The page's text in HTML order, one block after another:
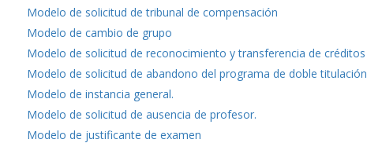
Modelo de solicitud de tribunal de compensación
Modelo de cambio de grupo
Modelo de solicitud de reconocimiento y transferencia de créditos
Modelo de solicitud de abandono del programa de doble titulación
Modelo de instancia general.
Modelo de solicitud de ausencia de profesor.
Modelo de justificante de examen